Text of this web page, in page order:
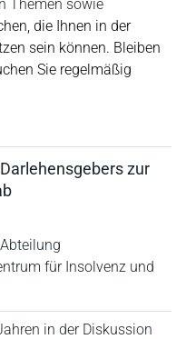
Themen sowie
die Ihnen in der
sein können. Bleiben
Sie regelmäßig
zur
für Insolvenz und
in der Diskussion